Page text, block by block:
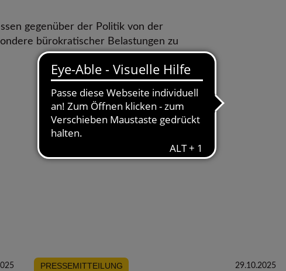
gegenüber der Politik von der
bürokratischer Belastungen zu
PRESSEMITTEILUNG 29.10.2025